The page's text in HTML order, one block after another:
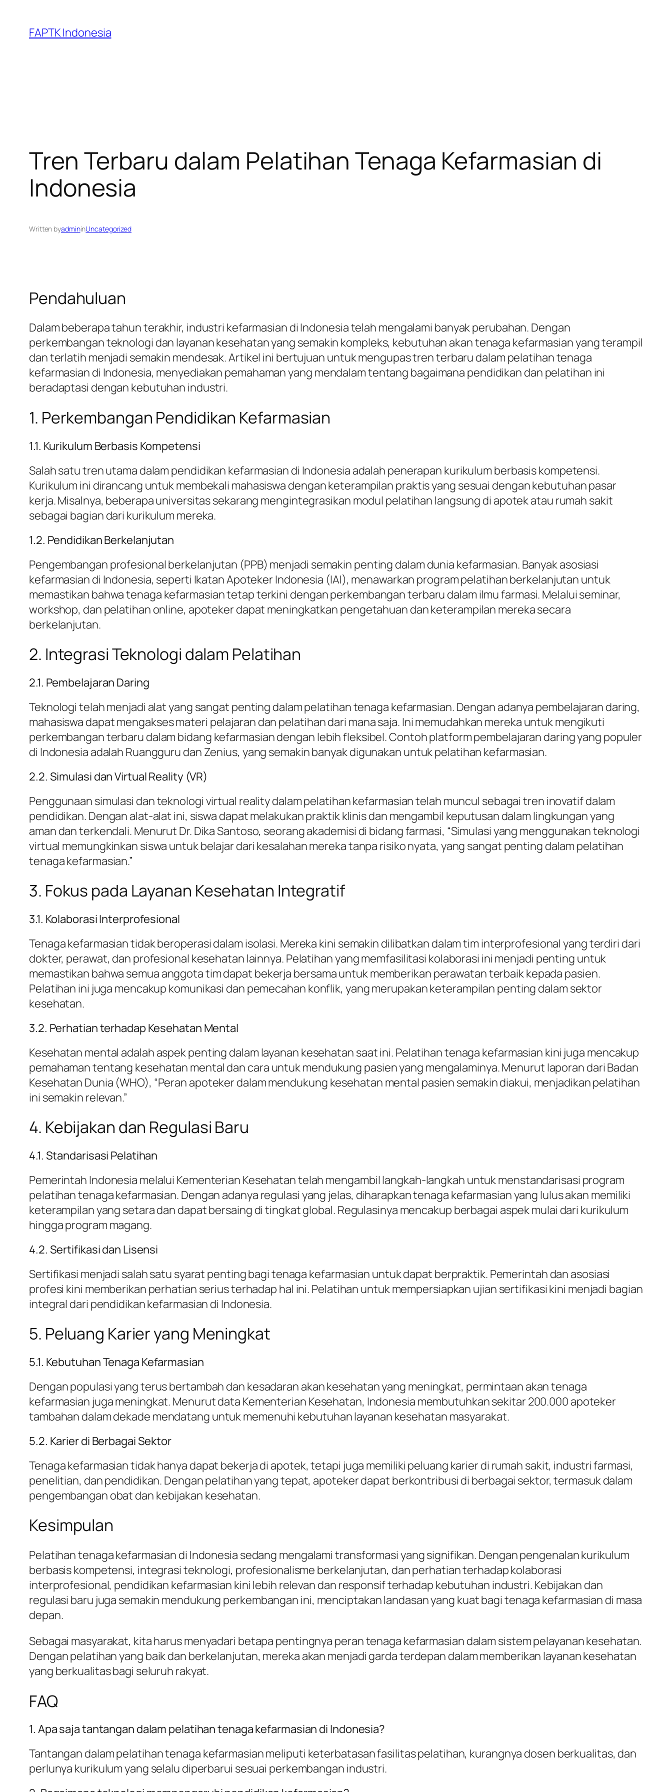
content
FAPTK Indonesia
Tren Terbaru dalam Pelatihan Tenaga Kefarmasian di
Indonesia
Written byadmininUncategorized
Pendahuluan
Dalam beberapa tahun terakhir, industri kefarmasian di Indonesia telah mengalami banyak perubahan. Dengan
perkembangan teknologi dan layanan kesehatan yang semakin kompleks, kebutuhan akan tenaga kefarmasian yang terampil
dan terlatih menjadi semakin mendesak. Artikel ini bertujuan untuk mengupas tren terbaru dalam pelatihan tenaga
kefarmasian di Indonesia, menyediakan pemahaman yang mendalam tentang bagaimana pendidikan dan pelatihan ini
beradaptasi dengan kebutuhan industri.
1. Perkembangan Pendidikan Kefarmasian
1.1. Kurikulum Berbasis Kompetensi
Salah satu tren utama dalam pendidikan kefarmasian di Indonesia adalah penerapan kurikulum berbasis kompetensi.
Kurikulum ini dirancang untuk membekali mahasiswa dengan keterampilan praktis yang sesuai dengan kebutuhan pasar
kerja. Misalnya, beberapa universitas sekarang mengintegrasikan modul pelatihan langsung di apotek atau rumah sakit
sebagai bagian dari kurikulum mereka.
1.2. Pendidikan Berkelanjutan
Pengembangan profesional berkelanjutan (PPB) menjadi semakin penting dalam dunia kefarmasian. Banyak asosiasi
kefarmasian di Indonesia, seperti Ikatan Apoteker Indonesia (IAI), menawarkan program pelatihan berkelanjutan untuk
memastikan bahwa tenaga kefarmasian tetap terkini dengan perkembangan terbaru dalam ilmu farmasi. Melalui seminar,
workshop, dan pelatihan online, apoteker dapat meningkatkan pengetahuan dan keterampilan mereka secara
berkelanjutan.
2. Integrasi Teknologi dalam Pelatihan
2.1. Pembelajaran Daring
Teknologi telah menjadi alat yang sangat penting dalam pelatihan tenaga kefarmasian. Dengan adanya pembelajaran daring,
mahasiswa dapat mengakses materi pelajaran dan pelatihan dari mana saja. Ini memudahkan mereka untuk mengikuti
perkembangan terbaru dalam bidang kefarmasian dengan lebih fleksibel. Contoh platform pembelajaran daring yang populer
di Indonesia adalah Ruangguru dan Zenius, yang semakin banyak digunakan untuk pelatihan kefarmasian.
2.2. Simulasi dan Virtual Reality (VR)
Penggunaan simulasi dan teknologi virtual reality dalam pelatihan kefarmasian telah muncul sebagai tren inovatif dalam
pendidikan. Dengan alat-alat ini, siswa dapat melakukan praktik klinis dan mengambil keputusan dalam lingkungan yang
aman dan terkendali. Menurut Dr. Dika Santoso, seorang akademisi di bidang farmasi, “Simulasi yang menggunakan teknologi
virtual memungkinkan siswa untuk belajar dari kesalahan mereka tanpa risiko nyata, yang sangat penting dalam pelatihan
tenaga kefarmasian.”
3. Fokus pada Layanan Kesehatan Integratif
3.1. Kolaborasi Interprofesional
Tenaga kefarmasian tidak beroperasi dalam isolasi. Mereka kini semakin dilibatkan dalam tim interprofesional yang terdiri dari
dokter, perawat, dan profesional kesehatan lainnya. Pelatihan yang memfasilitasi kolaborasi ini menjadi penting untuk
memastikan bahwa semua anggota tim dapat bekerja bersama untuk memberikan perawatan terbaik kepada pasien.
Pelatihan ini juga mencakup komunikasi dan pemecahan konflik, yang merupakan keterampilan penting dalam sektor
kesehatan.
3.2. Perhatian terhadap Kesehatan Mental
Kesehatan mental adalah aspek penting dalam layanan kesehatan saat ini. Pelatihan tenaga kefarmasian kini juga mencakup
pemahaman tentang kesehatan mental dan cara untuk mendukung pasien yang mengalaminya. Menurut laporan dari Badan
Kesehatan Dunia (WHO), “Peran apoteker dalam mendukung kesehatan mental pasien semakin diakui, menjadikan pelatihan
ini semakin relevan.”
4. Kebijakan dan Regulasi Baru
4.1. Standarisasi Pelatihan
Pemerintah Indonesia melalui Kementerian Kesehatan telah mengambil langkah-langkah untuk menstandarisasi program
pelatihan tenaga kefarmasian. Dengan adanya regulasi yang jelas, diharapkan tenaga kefarmasian yang lulus akan memiliki
keterampilan yang setara dan dapat bersaing di tingkat global. Regulasinya mencakup berbagai aspek mulai dari kurikulum
hingga program magang.
4.2. Sertifikasi dan Lisensi
Sertifikasi menjadi salah satu syarat penting bagi tenaga kefarmasian untuk dapat berpraktik. Pemerintah dan asosiasi
profesi kini memberikan perhatian serius terhadap hal ini. Pelatihan untuk mempersiapkan ujian sertifikasi kini menjadi bagian
integral dari pendidikan kefarmasian di Indonesia.
5. Peluang Karier yang Meningkat
5.1. Kebutuhan Tenaga Kefarmasian
Dengan populasi yang terus bertambah dan kesadaran akan kesehatan yang meningkat, permintaan akan tenaga
kefarmasian juga meningkat. Menurut data Kementerian Kesehatan, Indonesia membutuhkan sekitar 200.000 apoteker
tambahan dalam dekade mendatang untuk memenuhi kebutuhan layanan kesehatan masyarakat.
5.2. Karier di Berbagai Sektor
Tenaga kefarmasian tidak hanya dapat bekerja di apotek, tetapi juga memiliki peluang karier di rumah sakit, industri farmasi,
penelitian, dan pendidikan. Dengan pelatihan yang tepat, apoteker dapat berkontribusi di berbagai sektor, termasuk dalam
pengembangan obat dan kebijakan kesehatan.
Kesimpulan
Pelatihan tenaga kefarmasian di Indonesia sedang mengalami transformasi yang signifikan. Dengan pengenalan kurikulum
berbasis kompetensi, integrasi teknologi, profesionalisme berkelanjutan, dan perhatian terhadap kolaborasi
interprofesional, pendidikan kefarmasian kini lebih relevan dan responsif terhadap kebutuhan industri. Kebijakan dan
regulasi baru juga semakin mendukung perkembangan ini, menciptakan landasan yang kuat bagi tenaga kefarmasian di masa
depan.
Sebagai masyarakat, kita harus menyadari betapa pentingnya peran tenaga kefarmasian dalam sistem pelayanan kesehatan.
Dengan pelatihan yang baik dan berkelanjutan, mereka akan menjadi garda terdepan dalam memberikan layanan kesehatan
yang berkualitas bagi seluruh rakyat.
FAQ
1. Apa saja tantangan dalam pelatihan tenaga kefarmasian di Indonesia?
Tantangan dalam pelatihan tenaga kefarmasian meliputi keterbatasan fasilitas pelatihan, kurangnya dosen berkualitas, dan
perlunya kurikulum yang selalu diperbarui sesuai perkembangan industri.